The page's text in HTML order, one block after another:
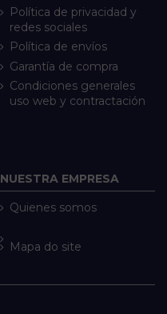
Política de privacidad y
redes sociales
Política de envíos
Garantía de compra
Condiciones generales
uso web y contractación
NUESTRA EMPRESA
Quienes somos
Mapa do site